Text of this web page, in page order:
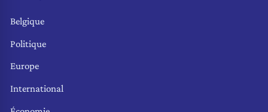
Belgique
Politique
Europe
International